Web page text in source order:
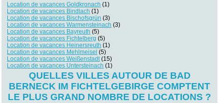
Location de vacances Goldkronach (1)
Location de vacances Bindlach (1)
Location de vacances Bischofsgrün (3)
Location de vacances Warmensteinach (3)
Location de vacances Bayreuth (5)
Location de vacances Fichtelberg (5)
Location de vacances Heinersreuth (1)
Location de vacances Mehlmeisel (5)
Location de vacances Weißenstadt(15)
Location de vacances Untersteinach (1)
QUELLES VILLES AUTOUR DE BAD
BERNECK IM FICHTELGEBIRGE COMPTENT
LE PLUS GRAND NOMBRE DE LOCATIONS ?